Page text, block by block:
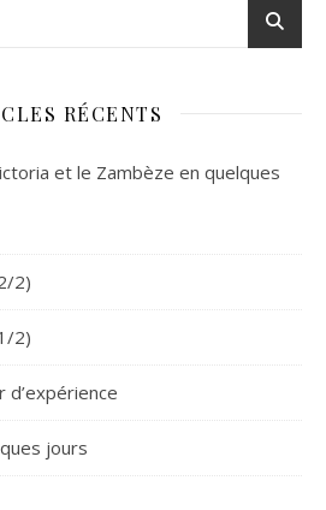
RÉCENTS
et le Zambèze en quelques
2)
2)
d’expérience
jours